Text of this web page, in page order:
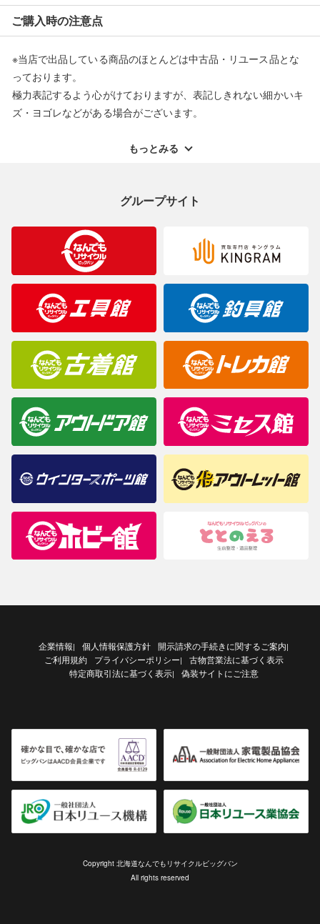
※オンラインストアで購入頂いた商品は、店頭での返品はお受け
できません。また、商品の修理及び交換に関しては承ることがで
返品・交換について
ご購入時の注意点
※当店で出品している商品のほとんどは中古品・リユース品とな
っております。
極力表記するよう心がけておりますが、表記しきれない細かいキ
ズ・ヨゴレなどがある場合がございます。
ご理解くださいますようお願い申し上げます。
合がございますのでご了承ください。
※表記したカラー名は、当社が判断した名称を掲載しています。
製造元が定めたカラー名と異なることもあります。色調などご不
明なことがありましたらご購入前にお問い合わせください。
商品について
もっとみる
グループサイト
企業情報| 個人情報保護方針 開示請求の手続きに関するご案内|
ご利用規約 プライバシーポリシー|
古物営業法に基づく表示
特定商取引法に基づく表示| 偽装サイトにご注意
Copyright 北海道なんでもリサイクルビッグバン
All rights reserved